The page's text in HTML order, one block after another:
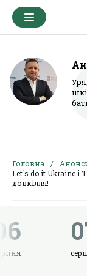
Головна
Let`s do it Ukraine
довкілля!